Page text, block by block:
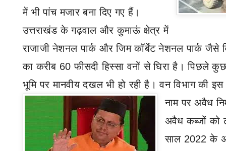
में भी पांच मजार बना दिए गए हैं।
उत्तराखंड के गढ़वाल और कुमाऊं क्षेत्र में
राजाजी नेशनल पार्क और जिम कॉर्बेट नेशनल पार्क
का करीब 60 फीसदी हिस्सा वनों से घिरा है। पिछले
भूमि पर मानवीय दखल भी हो रही है। वन विभाग की
नाम पर अवैध
अवैध कब्जों को
साल 2022 के